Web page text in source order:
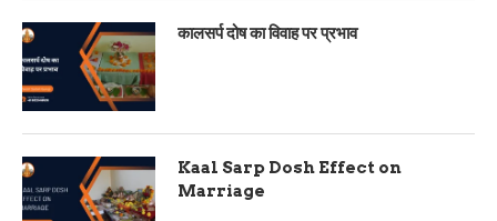
कालसर्प दोष का विवाह पर प्रभाव
Kaal Sarp Dosh Effect on
Marriage